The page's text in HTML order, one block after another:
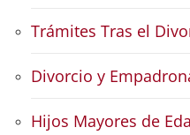
Trámites Tras el
Divorcio y
Hijos Mayores de